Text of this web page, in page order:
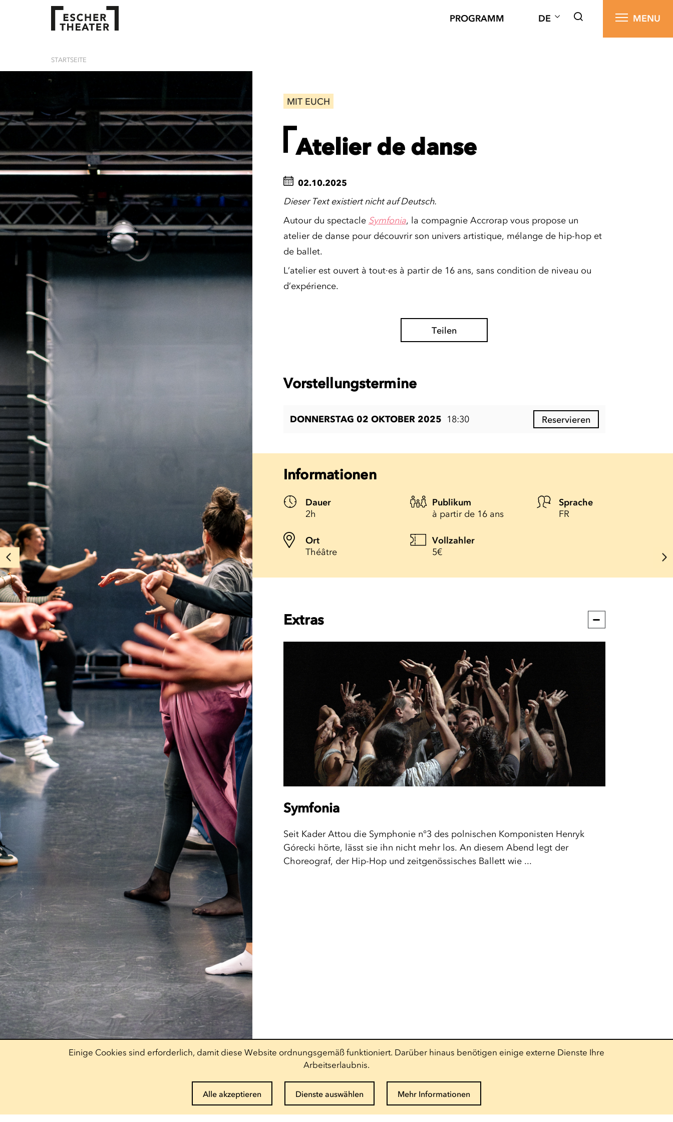
PROGRAMM DE MENU
STARTSEITE
MIT EUCH
Atelier de danse
02.10.2025
Dieser Text existiert nicht auf Deutsch.
Autour du spectacle Symfonia, la compagnie Accrorap vous propose un
atelier de danse pour découvrir son univers artistique, mélange de hip-hop et
de ballet.
L’atelier est ouvert à tout·es à partir de 16 ans, sans condition de niveau ou
d’expérience.
Teilen
Vorstellungstermine
DONNERSTAG 02 OKTOBER 2025 18:30 Reservieren
Informationen
Dauer
2h
Publikum
à partir de 16 ans
Sprache
FR
Ort
Théâtre
Vollzahler
5€
Extras
Symfonia
Seit Kader Attou die Symphonie n°3 des polnischen Komponisten Henryk
Górecki hörte, lässt sie ihn nicht mehr los. An diesem Abend legt der
Choreograf, der Hip-Hop und zeitgenössisches Ballett wie ...
Einige Cookies sind erforderlich, damit diese Website ordnungsgemäß funktioniert. Darüber hinaus benötigen einige externe Dienste Ihre
Arbeitserlaubnis.
Alle akzeptieren Dienste auswählen Mehr Informationen